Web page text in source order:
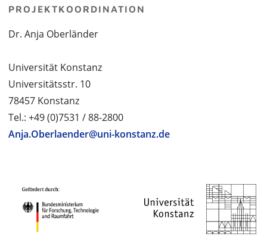
PROJEKTKOORDINATION
Dr. Anja Oberländer
Universität Konstanz
Universitätsstr. 10
78457 Konstanz
Tel.: +49 (0)7531 / 88-2800
Anja.Oberlaender@uni-konstanz.de